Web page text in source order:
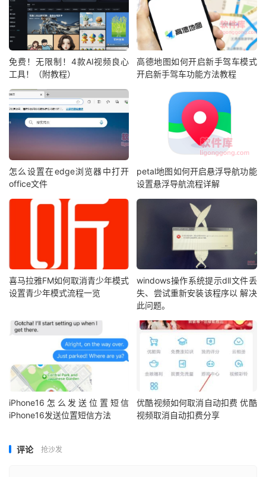
免费！无限制！4款AI视频良心
工具！（附教程）
高德地图如何开启新手驾车模式
开启新手驾车功能方法教程
怎么设置在edge浏览器中打开
office文件
petal地图如何开启悬浮导航功能
设置悬浮导航流程详解
喜马拉雅FM如何取消青少年模式
设置青少年模式流程一览
windows操作系统提示dll文件丢
失、尝试重新安装该程序以 解决
此问题。
iPhone16怎么发送位置短信
iPhone16发送位置短信方法
优酷视频如何取消自动扣费 优酷
视频取消自动扣费分享
评论 抢沙发